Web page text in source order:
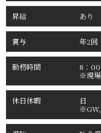
昇給 あり
賞与 年2回
勤務時間
8：
※現場
休日休暇
日
※GW,